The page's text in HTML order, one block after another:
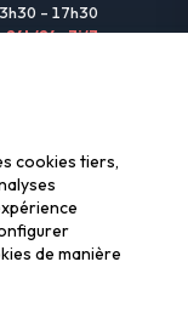
– 17h30
24h/24 • 7j/7
cookies tiers,
de manière